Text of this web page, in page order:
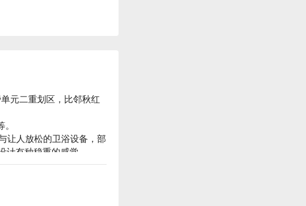
元二重划区，比邻秋红
让人放松的卫浴设备，部
计有种稳重的感觉